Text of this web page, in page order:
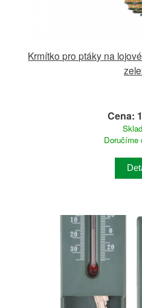
Krmítko pro ptáky na
Cena:
Doručíme